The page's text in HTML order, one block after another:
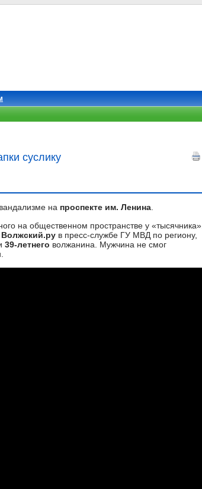
суслику
на проспекте им. Ленина
на общественном пространстве у «тысячника».
Волжский.ру в пресс-службе ГУ МВД по региону,
39-летнего волжанина. Мужчина не смог